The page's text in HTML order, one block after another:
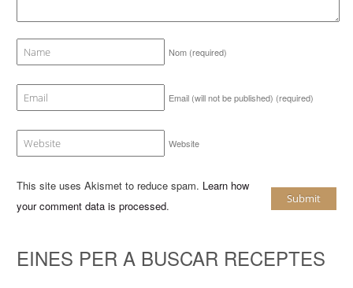
Nom (required)
Email (will not be published) (required)
Website
This site uses Akismet to reduce spam. Learn how
your comment data is processed.
EINES PER A BUSCAR RECEPTES